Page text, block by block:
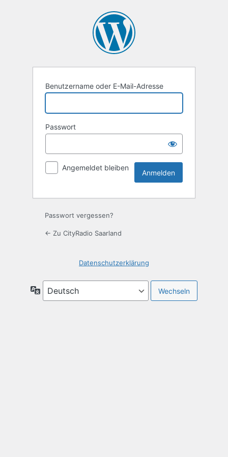
Benutzername oder E-Mail-Adresse
Passwort
Angemeldet bleiben
Passwort vergessen?
← Zu CityRadio Saarland
Datenschutzerklärung
Sprache